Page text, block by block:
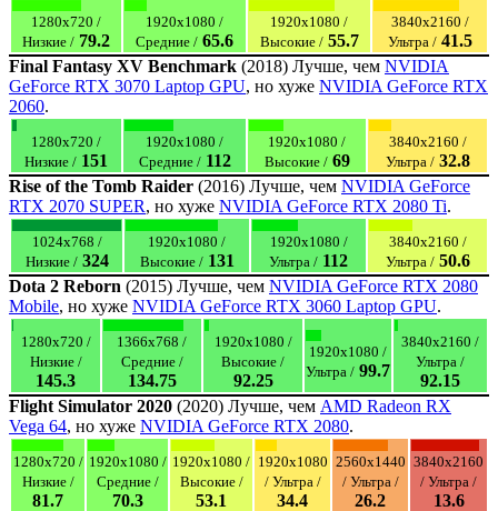
1280x720 /
Низкие / 79.2
1920x1080 /
Средние / 65.6
1920x1080 /
Высокие / 55.7
3840x2160 /
Ультра / 41.5
Final Fantasy XV Benchmark (2018) Лучше, чем NVIDIA
GeForce RTX 3070 Laptop GPU, но хуже NVIDIA GeForce RTX
2060.
1280x720 /
Низкие / 151
1920x1080 /
Средние / 112
1920x1080 /
Высокие / 69
3840x2160 /
Ультра / 32.8
Rise of the Tomb Raider (2016) Лучше, чем NVIDIA GeForce
RTX 2070 SUPER, но хуже NVIDIA GeForce RTX 2080 Ti.
1024x768 /
Низкие / 324
1920x1080 /
Высокие / 131
1920x1080 /
Ультра / 112
3840x2160 /
Ультра / 50.6
Dota 2 Reborn (2015) Лучше, чем NVIDIA GeForce RTX 2080
Mobile, но хуже NVIDIA GeForce RTX 3060 Laptop GPU.
1280x720 /
Низкие /
145.3
1366x768 /
Средние /
134.75
1920x1080 /
Высокие /
92.25
1920x1080 /
Ультра / 99.7
3840x2160 /
Ультра /
92.15
Flight Simulator 2020 (2020) Лучше, чем AMD Radeon RX
Vega 64, но хуже NVIDIA GeForce RTX 2080.
1280x720 /
Низкие /
81.7
1920x1080 /
Средние /
70.3
1920x1080 /
Высокие /
53.1
1920x1080
/ Ультра /
34.4
2560x1440
/ Ультра /
26.2
3840x2160
/ Ультра /
13.6